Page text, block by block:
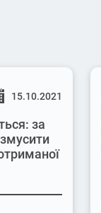
15.10.2021
за